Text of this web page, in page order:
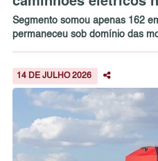
Segmento somou apenas 162
permaneceu sob domínio das
14 DE JULHO 2026